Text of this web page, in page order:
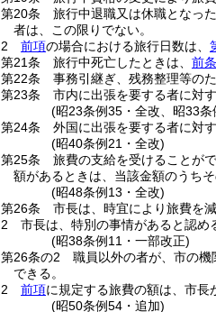
第20条
旅行中退職又は休職となっ
者は、この限りでない。
2
前項の場合における旅行日数は、
第21条
旅行中死亡したときは、 前条
第22条
事務引継ぎ、残務整理等の
第23条
市内に出張を要する者に対
(昭23条例35・全改、昭33条
第24条
外国に出張を要する者に対
(昭40条例21・全改)
第25条
旅費の支給を受けることが
額があるときは、当該金額のうち
(昭48条例13・全改)
第26条
市長は、時宜により旅費を
2
市長は、特別の事情があると認め
(昭38条例11・一部改正)
第26条の2
職員以外の者が、市の
できる。
2
前項に規定する旅費の額は、市長
(昭50条例54・追加)